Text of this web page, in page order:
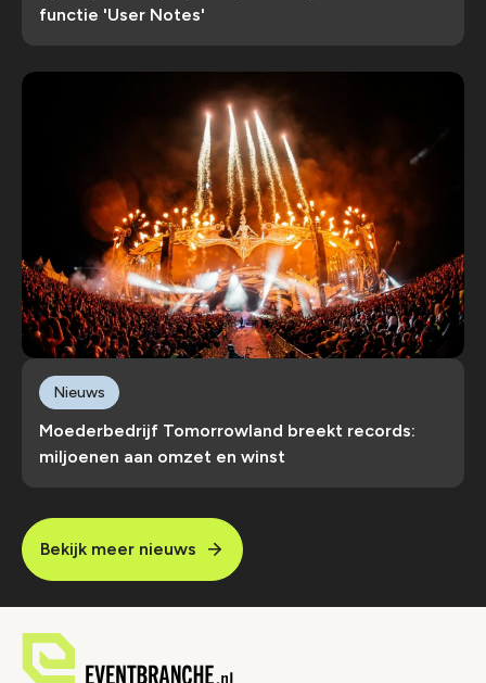
functie 'User Notes'
Moederbedrijf Tomorrowland breekt records:
miljoenen aan omzet en winst
Nieuws
Bekijk meer nieuws